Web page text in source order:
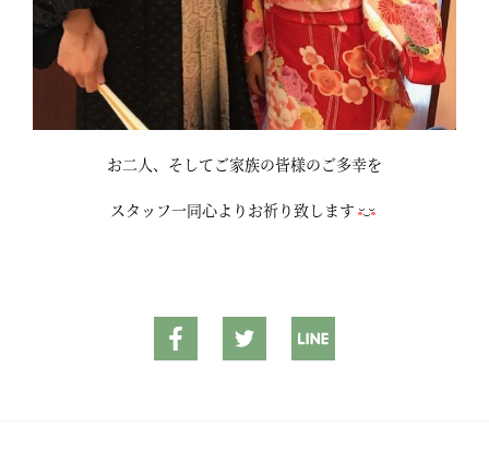
お二人、そしてご家族の皆様のご多幸を
スタッフ一同心よりお祈り致します